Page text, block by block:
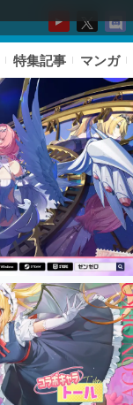
特集記事 マンガ